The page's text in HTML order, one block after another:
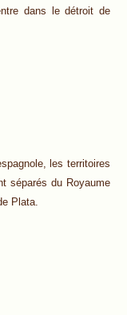
dans le détroit de
les territoires
séparés du Royaume
Plata.